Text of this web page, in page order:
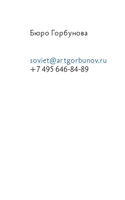
Бюро Горбунова
soviet@artgorbunov.ru
+7 495 646-84-89